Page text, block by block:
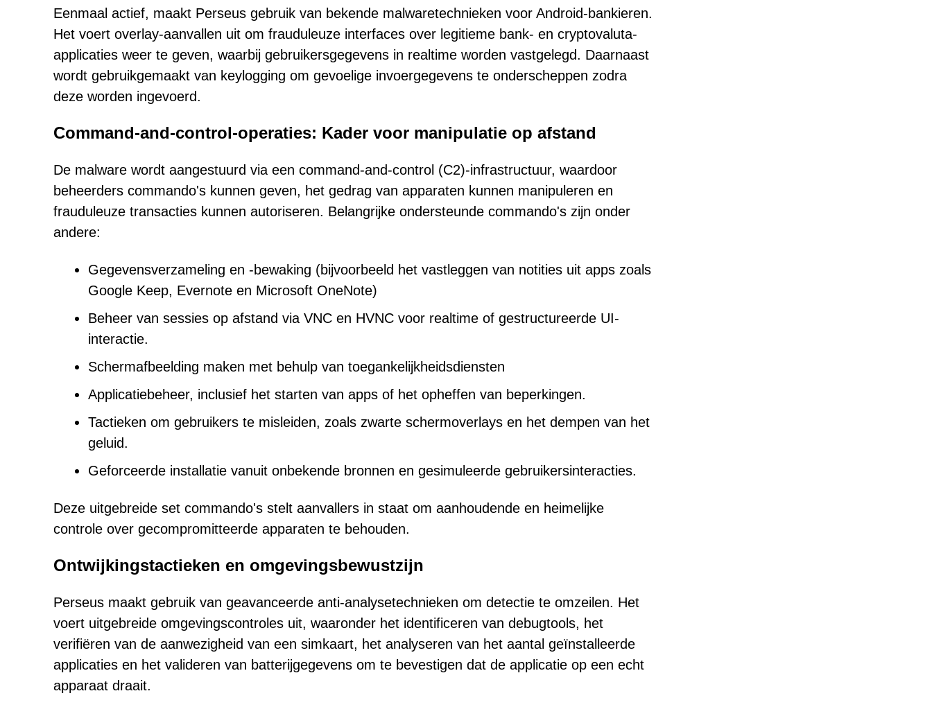
Eenmaal actief, maakt Perseus gebruik van bekende malwaretechnieken voor Android-bankieren.
Het voert overlay-aanvallen uit om frauduleuze interfaces over legitieme bank- en cryptovaluta-
applicaties weer te geven, waarbij gebruikersgegevens in realtime worden vastgelegd. Daarnaast
wordt gebruikgemaakt van keylogging om gevoelige invoergegevens te onderscheppen zodra
deze worden ingevoerd.
Command-and-control-operaties: Kader voor manipulatie op afstand
De malware wordt aangestuurd via een command-and-control (C2)-infrastructuur, waardoor
beheerders commando's kunnen geven, het gedrag van apparaten kunnen manipuleren en
frauduleuze transacties kunnen autoriseren. Belangrijke ondersteunde commando's zijn onder
andere:
Gegevensverzameling en -bewaking (bijvoorbeeld het vastleggen van notities uit apps zoals
Google Keep, Evernote en Microsoft OneNote)
Beheer van sessies op afstand via VNC en HVNC voor realtime of gestructureerde UI-
interactie.
Schermafbeelding maken met behulp van toegankelijkheidsdiensten
Applicatiebeheer, inclusief het starten van apps of het opheffen van beperkingen.
Tactieken om gebruikers te misleiden, zoals zwarte schermoverlays en het dempen van het
geluid.
Geforceerde installatie vanuit onbekende bronnen en gesimuleerde gebruikersinteracties.
Deze uitgebreide set commando's stelt aanvallers in staat om aanhoudende en heimelijke
controle over gecompromitteerde apparaten te behouden.
Ontwijkingstactieken en omgevingsbewustzijn
Perseus maakt gebruik van geavanceerde anti-analysetechnieken om detectie te omzeilen. Het
voert uitgebreide omgevingscontroles uit, waaronder het identificeren van debugtools, het
verifiëren van de aanwezigheid van een simkaart, het analyseren van het aantal geïnstalleerde
applicaties en het valideren van batterijgegevens om te bevestigen dat de applicatie op een echt
apparaat draait.